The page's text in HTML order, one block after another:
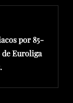
por 85-
Euroliga